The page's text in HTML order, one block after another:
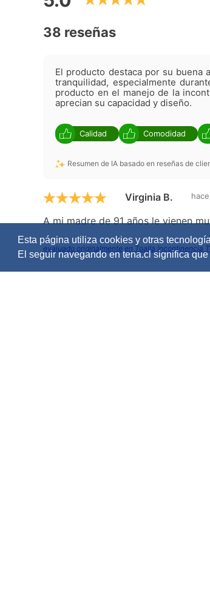
Esta página utiliza cookies y otras
El seguir navegando en tena.cl significa
38 reseñas
El producto destaca por su buena
tranquilidad, especialmente
producto en el manejo de la
aprecian su capacidad y diseño.
Calidad Comodidad
Resumen de IA basado en reseñas de
Virginia B.
A mi madre de 91 años le vienen
evaluado originalmente en Toalla Incontinencia